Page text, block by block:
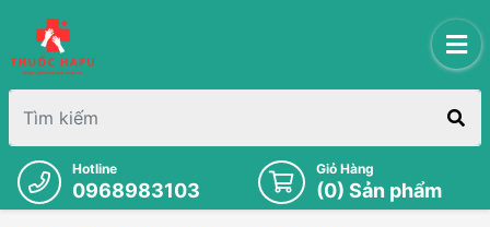
Hotline
0968983103
Giỏ Hàng
(0) Sản phẩm